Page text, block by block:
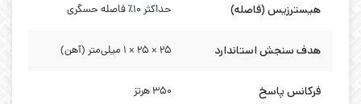
هیسترزیس (فاصله) حداکثر 10٪ فاصله حسگری
هدف سنجش استاندارد 25 × 25 × 1 میلی‌متر (آهن)
فرکانس پاسخ ۳۵۰ هرتز